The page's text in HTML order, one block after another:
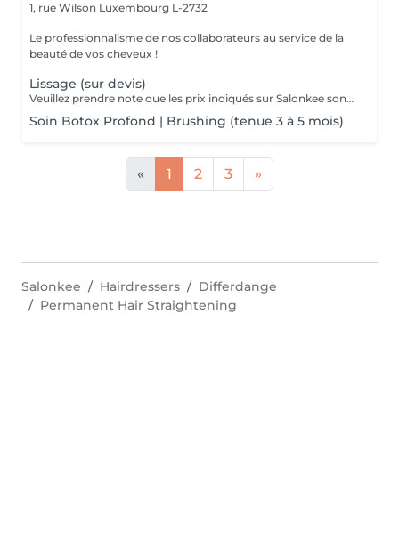
1, rue Wilson Luxembourg L-2732
Le professionnalisme de nos collaborateurs au service de la
beauté de vos cheveux !
Lissage (sur devis)
Veuillez prendre note que les prix indiqués sur Salonkee sont communiqués à titre informatif et s'entendent de base. Ces derniers sont susceptibles de varier selon le diagnostic réalisé à votre arrivée au salon et l'expertise du professionnel à qui vous confiez votre beauté. Dans tous les cas, un devis précis vous sera proposé et toutes réalisations de prestations seront effectuées avec votre accord. Un grand merci d'avance pour votre compréhension. Au plaisir de vous recevoir très vite.
Soin Botox Profond | Brushing (tenue 3 à 5 mois)
« 1 2 3 »
Salonkee Hairdressers
Differdange
Permanent Hair Straightening